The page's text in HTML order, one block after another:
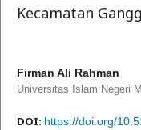
Kecamatan
Firman Ali Rahman
Universitas Islam Negeri
DOI: https://doi.org/